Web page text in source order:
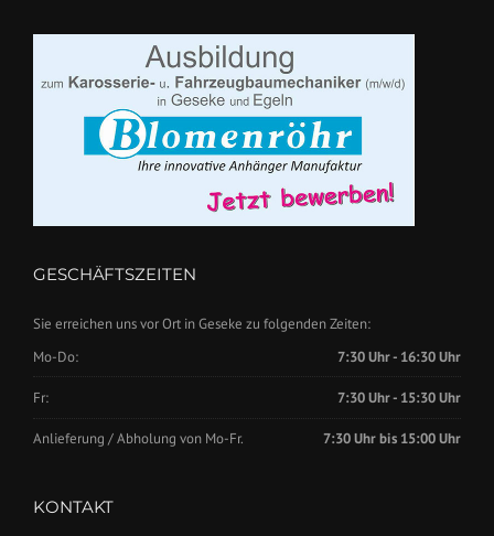
GESCHÄFTSZEITEN
Sie erreichen uns vor Ort in Geseke zu folgenden Zeiten:
Mo-Do:
7:30 Uhr - 16:30 Uhr
Fr: 7:30 Uhr - 15:30 Uhr
Anlieferung / Abholung von Mo-Fr. 7:30 Uhr bis 15:00 Uhr
KONTAKT